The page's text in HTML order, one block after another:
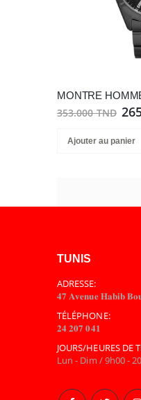
353.000 TND
Ajouter au panier
TUNIS
ADRESSE:
𝟒𝟕 𝐀𝐯𝐞𝐧𝐮𝐞 𝐇𝐚𝐛𝐢𝐛
TÉLÉPHONE:
𝟐𝟒 𝟐𝟎𝟕 𝟎𝟒𝟏
JOURS/HEURES DE
Lun - Dim / 9h00 -